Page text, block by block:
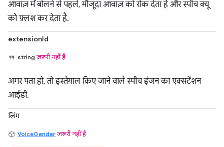
आवाज़ में बोलने से पहले, मौजूदा आवाज़ को रोक देता है और स्पीच क्यू
को फ़्लश कर देता है.
extensionId
stringज़रूरी नहीं है
अगर पता हो, तो इस्तेमाल किए जाने वाले स्पीच इंजन का एक्सटेंशन
आईडी.
लिंग
VoiceGender ज़रूरी नहीं है